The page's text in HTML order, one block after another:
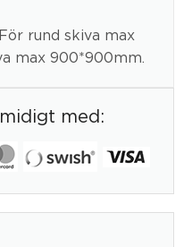
rund skiva max
max 900*900mm.
med: